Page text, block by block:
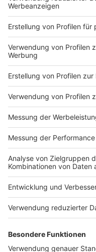
Markiere sie hierfür
Impressum
Nutzungsbedingungen
Jobs
Presse
Werben
Archiv